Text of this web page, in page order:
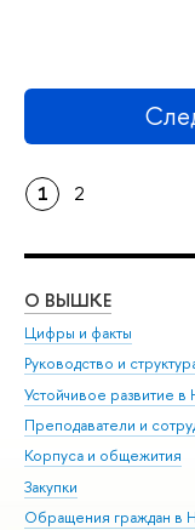
1 2
О ВЫШКЕ
Цифры и факты
Руководство и
Устойчивое развитие
Преподаватели и
Корпуса и общежития
Закупки
Обращения граждан